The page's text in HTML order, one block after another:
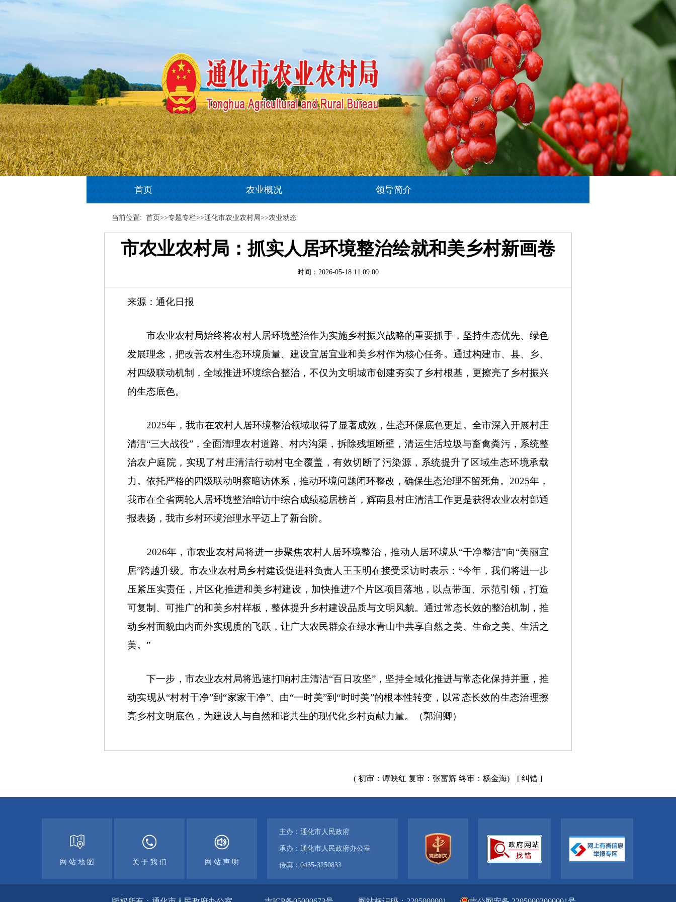
首页 农业概况 领导简介
当前位置: 首页>>专题专栏>>通化市农业农村局>>农业动态
市农业农村局：抓实人居环境整治绘就和美乡村新画卷
时间：2026-05-18 11:09:00
来源：通化日报
市农业农村局始终将农村人居环境整治作为实施乡村振兴战略的重要抓手，坚持生态优先、绿色
发展理念，把改善农村生态环境质量、建设宜居宜业和美乡村作为核心任务。通过构建市、县、乡、
村四级联动机制，全域推进环境综合整治，不仅为文明城市创建夯实了乡村根基，更擦亮了乡村振兴
的生态底色。
2025年，我市在农村人居环境整治领域取得了显著成效，生态环保底色更足。全市深入开展村庄
清洁“三大战役”，全面清理农村道路、村内沟渠，拆除残垣断壁，清运生活垃圾与畜禽粪污，系统整
治农户庭院，实现了村庄清洁行动村屯全覆盖，有效切断了污染源，系统提升了区域生态环境承载
力。依托严格的四级联动明察暗访体系，推动环境问题闭环整改，确保生态治理不留死角。2025年，
我市在全省两轮人居环境整治暗访中综合成绩稳居榜首，辉南县村庄清洁工作更是获得农业农村部通
报表扬，我市乡村环境治理水平迈上了新台阶。
2026年，市农业农村局将进一步聚焦农村人居环境整治，推动人居环境从“干净整洁”向“美丽宜
居”跨越升级。市农业农村局乡村建设促进科负责人王玉明在接受采访时表示：“今年，我们将进一步
压紧压实责任，片区化推进和美乡村建设，加快推进7个片区项目落地，以点带面、示范引领，打造
可复制、可推广的和美乡村样板，整体提升乡村建设品质与文明风貌。通过常态长效的整治机制，推
动乡村面貌由内而外实现质的飞跃，让广大农民群众在绿水青山中共享自然之美、生命之美、生活之
美。”
下一步，市农业农村局将迅速打响村庄清洁“百日攻坚”，坚持全域化推进与常态化保持并重，推
动实现从“村村干净”到“家家干净”、由“一时美”到“时时美”的根本性转变，以常态长效的生态治理擦
亮乡村文明底色，为建设人与自然和谐共生的现代化乡村贡献力量。（郭润卿）
[ 纠错 ]
( 初审：谭映红 复审：张富辉 终审：杨金海)